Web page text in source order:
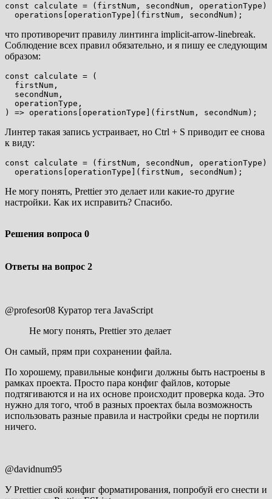
const calculate = (firstNum, secondNum, operationType)
  operations[operationType](firstNum, secondNum);
что противоречит правилу линтинга implicit-arrow-linebreak.
Соблюдение всех правил обязательно, и я пишу ее следующим
образом:
const calculate = (
  firstNum,
  secondNum,
  operationType,
) => operations[operationType](firstNum, secondNum);
Линтер такая запись устраивает, но Ctrl + S приводит ее снова
к виду:
const calculate = (firstNum, secondNum, operationType)
  operations[operationType](firstNum, secondNum);
Не могу понять, Prettier это делает или какие-то другие
настройки. Как их исправить? Спасибо.
Решения вопроса 0
Ответы на вопрос 2
@profesor08 Куратор тега JavaScript
Не могу понять, Prettier это делает
Он самый, прям при сохранении файла.
По хорошему, правильные конфиги должны быть настроены в
рамках проекта. Просто пара конфиг файлов, которые
подтягиваются и на их основе происходит проверка кода. Это
нужно для того, чтоб в разных проектах была возможность
использовать разные правила и настройки среды не портили
ничего.
@davidnum95
У Prettier свой конфиг форматирования, попробуй его снести и